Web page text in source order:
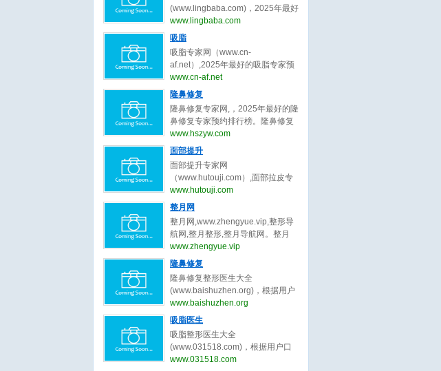
法存活，需要多次手术以达到理想
效果。
部年轻化（面部提拉术、SMAS筋
膜提升术、小切口面部年轻化）和
非手术类面部年轻化（注射填充提
升、埋线提升、射频紧肤术、超声
提拉）。
种利用超声波的高频振动来切割和
凝固人体组织的医疗器械。超声刀
通过将电能转换为超声波能量，利
用超声波的热效应、空化效应和机
械效应，实现对组织的切割、凝固
和止血。
信息。预约咨询微信：
bianmei0528。热玛吉是一种利用
射频技术进行皮肤紧致和抗衰老的
非侵入性美容治疗方法。热玛吉通
过高射频能量作用于皮肤深层，刺
激胶原蛋白的收缩和再生，从而达
到紧致肌肤、减少皱纹的效果。热
玛吉的工作原理基于射频技术。在
治疗过程中，热玛吉设备会发出特
定频率的射频能量，穿透皮肤表
层，到达皮肤深层组织。当射频能
量被组织中的水分子吸收后，会产
生热量，导致胶原蛋白纤维收缩，
并刺激新的胶原蛋白生成。
(www.lingbaba.com)，2025年最好
的双眼皮修复专家预约排行榜。双
眼皮修复专家网，提供曾翾,张园园,
雄,史迎军,白永辉,李冉,冷静,田怡,刘
平,陈勇,余东,周瑜,俞惠忠,张楚,李
勇,郑小红,王晓峰,王恒,王维,佀同帅,
徐晓斐,王衡健,陈小剑,王振军,刘志
刚,孟明星,杨蓉,王香平,敖健飞,师丽
丽,吴焱秋,李燕,张颖,张冰洁,常冬青,
金鑫,王世勇,彭青和,刘晓伟,隋长清,
靳小雷,孔宇,杨丽,田国静,滕彦,林靖,
张大艳,韩勋,王岩,卢建建,金云波,顾
斌,高寿松,范海燕,林威,潘贰,陈芝,张
娇娇,方涛,秦小惠,何洁,楼善叶,武文
蕾,刘学源,阮庆玲,李光琴,冯传波,赵
成利,朱迪,张小川,刘辅容等关于双
眼皮修复的专家和信息。预约咨询
微信：bianmei0528。
www.lingbaba.com
吸脂
吸脂专家网（www.cn-
af.net）,2025年最好的吸脂专家预
约排行榜。吸脂专家网，提供顾云
鹏,李发成,曹卫刚,齐越,王春虎,李小
刘冲,王阳,许占群,袁玉坤,乔爱军,马
梅生,李春财,程辰,田其,万晓楠,齐文
章,汪新伟,翟爽,吕倩雯,陈元良,孙笛,
曹孟君,冷冰,秦冬,龙成,刘玉钊,汪新
伟,张超,刘靖涛,李建锐,胡守舵,孙波,
盛玲玲,金洪尧,马桂娥,王维新,刘李
娜,郑岩,王乡宁,卢九宁,黄云福,李胜
旭,王勇,李增辉,卢新蕾,张荣明,刘彦
龙,詹炜卿,梁红伟,陈兵,张涛,唐亮,于
冬梅,鲁峰,刘杰伟,闫爱跃等关于吸
脂的专家和信息。预约咨询微信：
bianmei0528。
www.cn-af.net
隆鼻修复
隆鼻修复专家网,，2025年最好的隆
鼻修复专家预约排行榜。隆鼻修复
专家网，提供,韩加送,戴传昌,魏皎,
李圣利,韩嘉毅,李健,范锴,高顺福,刘
娟,任东,曲妙轩,葛志鑫,张龙,李保锴,
李信峰,向宏伟,李劲良,李长富,巫文
云,刘彦军,宫风勇,洪春,杜轶男,汪垟,
徐利刚,汪云锋,王英勇,王旭彬,陈倩,
赵士俊,王杰,李理,陈超群,叶子荣,柴
军,项昌峰,陈杰,李安平,孙前磊,陶俊,
龚涛,高山,曾高,安阳,路会,张辉,周
柯,牛勇敢,王艇,倪云志,韩国栋,冯雁
平,王欢,尤建军,胡俊峰,夏正义,李青
峰,罗汇东,张洪波,毕胜,王天国,曹芳,
王会勇,李文峰,刘志刚,朱灿,李希军,
周仪,江宝华,廖连平,贾德渊,范飞,李
爱林,王先成,李东,徐航,王军,欧阳春,
戴婷婷,曾斌,吴玉家,梁晓健,潘峰等
关于隆鼻修复的专家和信息。预约
咨询微信：bianmei0528。
www.hszyw.com
面部提升
面部提升专家网
（www.hutouji.com）,面部拉皮专
家网,脸部除皱专家网，2025年最好
的面部提升专家预约排行榜。面部
皮,脸部除皱,脸部拉皮专家,面部拉
皮专家,脸部除皱专家,柳民熙,穆宝
安,黄寅守,杜太超,张海明,祝东升,袁
强,杨大平,王乙立,金云波,卢丙仑,王
召东,王冀耕,倪峰,蒋松林等关于面
部提升的专家和信息。预约咨询微
信：bianmei0528。
www.hutouji.com
整月网
整月网,www.zhengyue.vip,整形导
航网,整月整形,整月导航网。整月
网，整月整形导航网_收集全国最好
的整形美容网站。
www.zhengyue.vip
隆鼻修复
隆鼻修复整形医生大全
(www.baishuzhen.org)，根据用户
口碑收录全中国最好的隆鼻修复整
形医生，包括不限于隆鼻修复整形
修复隆鼻整形医生、北京隆鼻修复
整形医生、上海隆鼻修复整形医
生、广州隆鼻修复整形医生、成都
www.baishuzhen.org
吸脂医生
吸脂整形医生大全
(www.031518.com)，根据用户口
碑收录全中国最好的吸脂整形医
www.031518.com